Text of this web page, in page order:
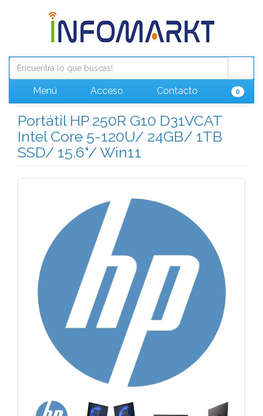
Menú Acceso Contacto 0
Portátil HP 250R G10 D31VCAT
Intel Core 5-120U/ 24GB/ 1TB
SSD/ 15.6"/ Win11